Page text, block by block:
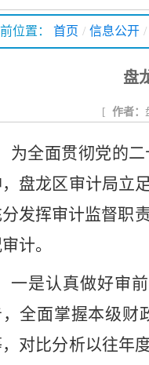
任务 公共卫生知识普及
戴惠明
作会暨十三届...
戴惠明
位置： 首页 / 信息公开 /
盘
[ 作者：
为全面贯彻党的
盘龙区审计局立
发挥审计监督职
计。
一是认真做好审
，全面掌握本级财
对比分析以往年